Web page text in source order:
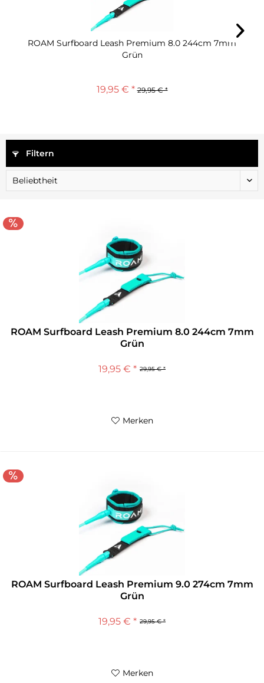
ROAM Surfboard Leash Premium 8.0 244cm 7mm
Grün
19,95 € * 29,95 € *
Filtern
ROAM Surfboard Leash Premium 8.0 244cm 7mm
Grün
29,95 € *
19,95 € *
Merken
ROAM Surfboard Leash Premium 9.0 274cm 7mm
Grün
29,95 € *
19,95 € *
Merken